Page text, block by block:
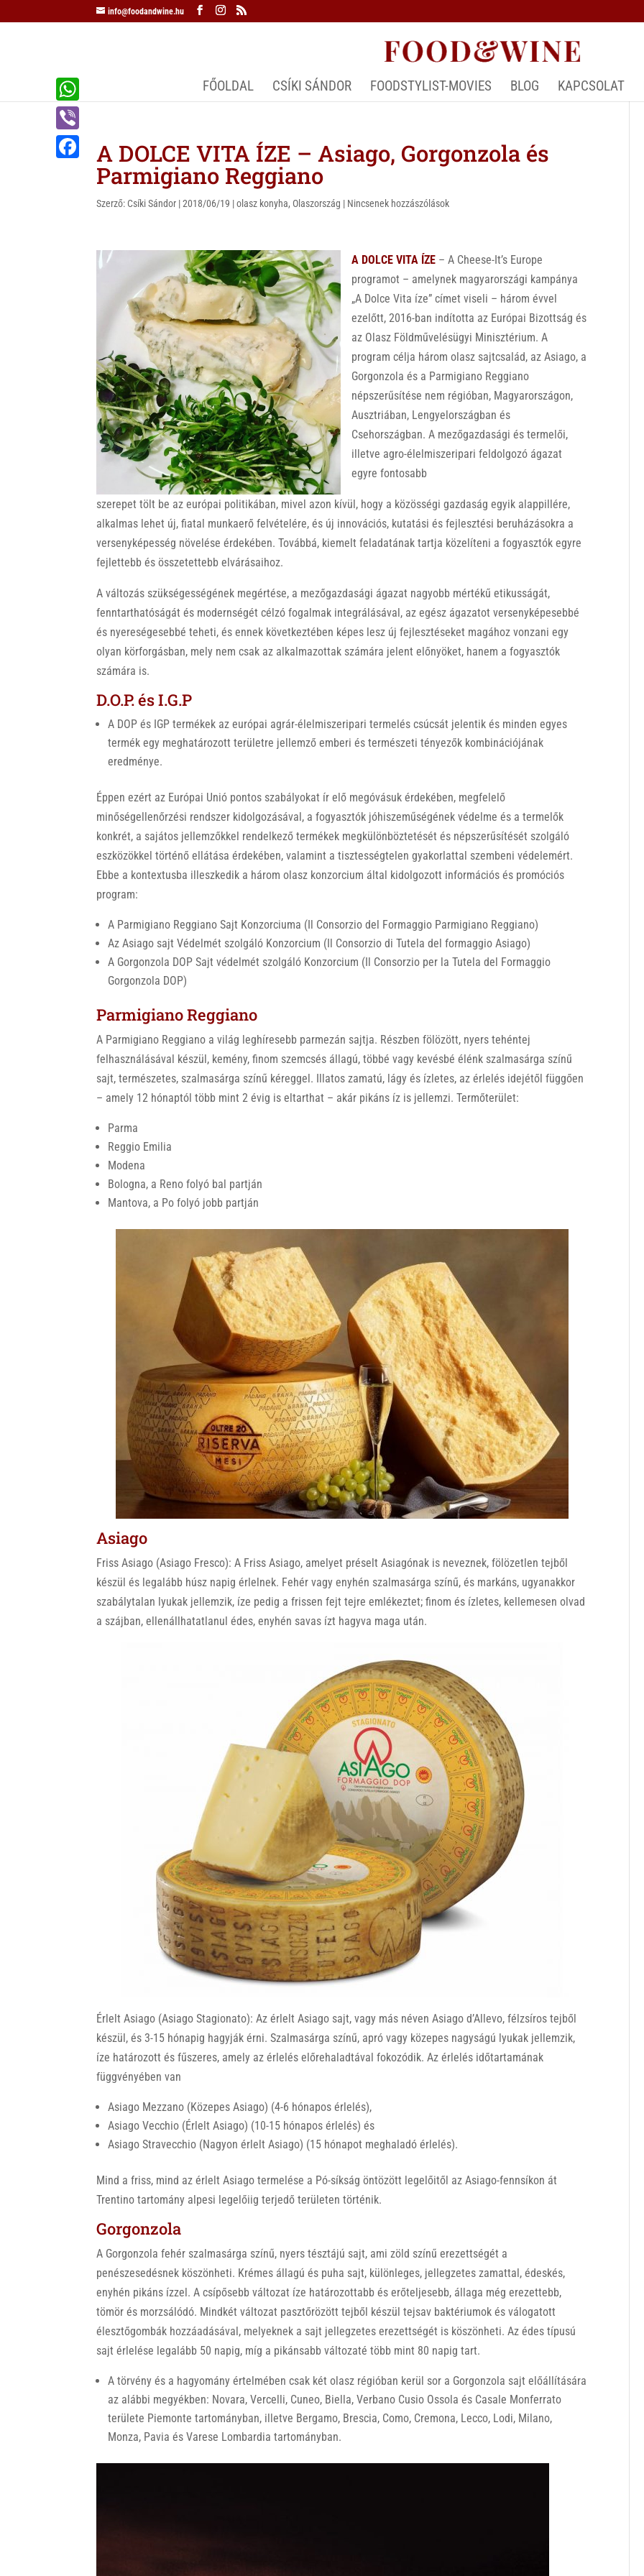
info@foodandwine.hu
FŐOLDAL CSÍKI SÁNDOR FOODSTYLIST-MOVIES BLOG KAPCSOLAT
A DOLCE VITA ÍZE – Asiago, Gorgonzola és
Parmigiano Reggiano
Szerző: Csíki Sándor |2018/06/19 |olasz konyha, Olaszország | Nincsenek hozzászólások
A DOLCE VITA ÍZE – A Cheese-It’s Europe
programot – amelynek magyarországi kampánya
„A Dolce Vita íze” címet viseli – három évvel
ezelőtt, 2016-ban indította az Európai Bizottság és
az Olasz Földművelésügyi Minisztérium. A
program célja három olasz sajtcsalád, az Asiago, a
Gorgonzola és a Parmigiano Reggiano
népszerűsítése nem régióban, Magyarországon,
Ausztriában, Lengyelországban és
Csehországban. A mezőgazdasági és termelői,
illetve agro-élelmiszeripari feldolgozó ágazat
egyre fontosabb
szerepet tölt be az európai politikában, mivel azon kívül, hogy a közösségi gazdaság egyik alappillére,
alkalmas lehet új, fiatal munkaerő felvételére, és új innovációs, kutatási és fejlesztési beruházásokra a
versenyképesség növelése érdekében. Továbbá, kiemelt feladatának tartja közelíteni a fogyasztók egyre
fejlettebb és összetettebb elvárásaihoz.
A változás szükségességének megértése, a mezőgazdasági ágazat nagyobb mértékű etikusságát,
fenntarthatóságát és modernségét célzó fogalmak integrálásával, az egész ágazatot versenyképesebbé
és nyereségesebbé teheti, és ennek következtében képes lesz új fejlesztéseket magához vonzani egy
olyan körforgásban, mely nem csak az alkalmazottak számára jelent előnyöket, hanem a fogyasztók
számára is.
D.O.P. és I.G.P
A DOP és IGP termékek az európai agrár-élelmiszeripari termelés csúcsát jelentik és minden egyes
termék egy meghatározott területre jellemző emberi és természeti tényezők kombinációjának
eredménye.
Éppen ezért az Európai Unió pontos szabályokat ír elő megóvásuk érdekében, megfelelő
minőségellenőrzési rendszer kidolgozásával, a fogyasztók jóhiszeműségének védelme és a termelők
konkrét, a sajátos jellemzőkkel rendelkező termékek megkülönböztetését és népszerűsítését szolgáló
eszközökkel történő ellátása érdekében, valamint a tisztességtelen gyakorlattal szembeni védelemért.
Ebbe a kontextusba illeszkedik a három olasz konzorcium által kidolgozott információs és promóciós
program:
A Parmigiano Reggiano Sajt Konzorciuma (Il Consorzio del Formaggio Parmigiano Reggiano)
Az Asiago sajt Védelmét szolgáló Konzorcium (Il Consorzio di Tutela del formaggio Asiago)
A Gorgonzola DOP Sajt védelmét szolgáló Konzorcium (Il Consorzio per la Tutela del Formaggio
Gorgonzola DOP)
Parmigiano Reggiano
A Parmigiano Reggiano a világ leghíresebb parmezán sajtja. Részben fölözött, nyers tehéntej
felhasználásával készül, kemény, finom szemcsés állagú, többé vagy kevésbé élénk szalmasárga színű
sajt, természetes, szalmasárga színű kéreggel. Illatos zamatú, lágy és ízletes, az érlelés idejétől függően
– amely 12 hónaptól több mint 2 évig is eltarthat – akár pikáns íz is jellemzi. Termőterület:
Parma
Reggio Emilia
Modena
Bologna, a Reno folyó bal partján
Mantova, a Po folyó jobb partján
Asiago
Friss Asiago (Asiago Fresco): A Friss Asiago, amelyet préselt Asiagónak is neveznek, fölözetlen tejből
készül és legalább húsz napig érlelnek. Fehér vagy enyhén szalmasárga színű, és markáns, ugyanakkor
szabálytalan lyukak jellemzik, íze pedig a frissen fejt tejre emlékeztet; finom és ízletes, kellemesen olvad
a szájban, ellenállhatatlanul édes, enyhén savas ízt hagyva maga után.
Érlelt Asiago (Asiago Stagionato): Az érlelt Asiago sajt, vagy más néven Asiago d’Allevo, félzsíros tejből
készül, és 3-15 hónapig hagyják érni. Szalmasárga színű, apró vagy közepes nagyságú lyukak jellemzik,
íze határozott és fűszeres, amely az érlelés előrehaladtával fokozódik. Az érlelés időtartamának
függvényében van
Asiago Mezzano (Közepes Asiago) (4-6 hónapos érlelés),
Asiago Vecchio (Érlelt Asiago) (10-15 hónapos érlelés) és
Asiago Stravecchio (Nagyon érlelt Asiago) (15 hónapot meghaladó érlelés).
Mind a friss, mind az érlelt Asiago termelése a Pó-síkság öntözött legelőitől az Asiago-fennsíkon át
Trentino tartomány alpesi legelőiig terjedő területen történik.
Gorgonzola
A Gorgonzola fehér szalmasárga színű, nyers tésztájú sajt, ami zöld színű erezettségét a
penészesedésnek köszönheti. Krémes állagú és puha sajt, különleges, jellegzetes zamattal, édeskés,
enyhén pikáns ízzel. A csípősebb változat íze határozottabb és erőteljesebb, állaga még erezettebb,
tömör és morzsálódó. Mindkét változat pasztőrözött tejből készül tejsav baktériumok és válogatott
élesztőgombák hozzáadásával, melyeknek a sajt jellegzetes erezettségét is köszönheti. Az édes típusú
sajt érlelése legalább 50 napig, míg a pikánsabb változaté több mint 80 napig tart.
A törvény és a hagyomány értelmében csak két olasz régióban kerül sor a Gorgonzola sajt előállítására
az alábbi megyékben: Novara, Vercelli, Cuneo, Biella, Verbano Cusio Ossola és Casale Monferrato
területe Piemonte tartományban, illetve Bergamo, Brescia, Como, Cremona, Lecco, Lodi, Milano,
Monza, Pavia és Varese Lombardia tartományban.
W
h
a
V